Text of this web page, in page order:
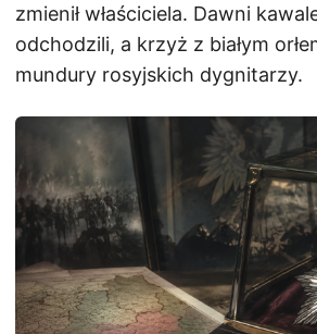
zmienił właściciela. Dawni
odchodzili, a krzyż z białym
mundury rosyjskich dygnitarzy.